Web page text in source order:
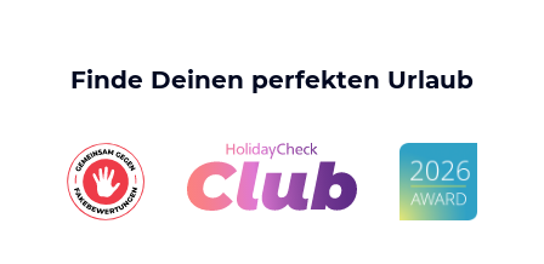
Finde Deinen perfekten Urlaub